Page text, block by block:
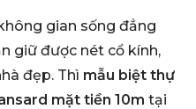
gian sống đẳng
giữ được nét cổ kính,
đẹp. Thì mẫu biệt thự
mặt tiền 10m tại